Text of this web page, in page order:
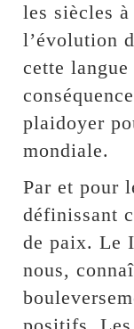
les siècles
l’évolution
cette
plaidoyer
mondiale.
Par et pour
définissant
de paix. Le
nous,